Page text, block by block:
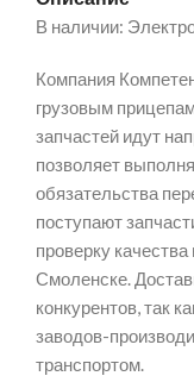
В наличии:
Компания
грузовым
запчастей идут
позволяет
обязательства
поступают
проверку
Смоленске.
конкурентов, так
заводов-
транспортом.